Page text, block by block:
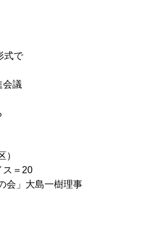
式で
会議
）
ス＝20
」大島一樹理事